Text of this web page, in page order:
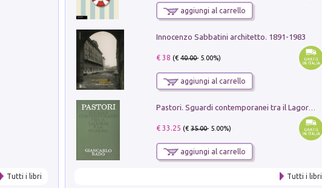
Tutti i libri
aggiungi al carrello
Innocenzo Sabbatini architetto. 1891-1983
€ 38 (€40.00- 5.00%)
aggiungi al carrello
€ 33.25 (€35.00- 5.00%)
aggiungi al carrello
Tutti i libri